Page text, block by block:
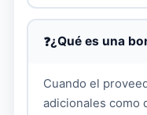
¿Qué es una
Cuando el
adicionales como